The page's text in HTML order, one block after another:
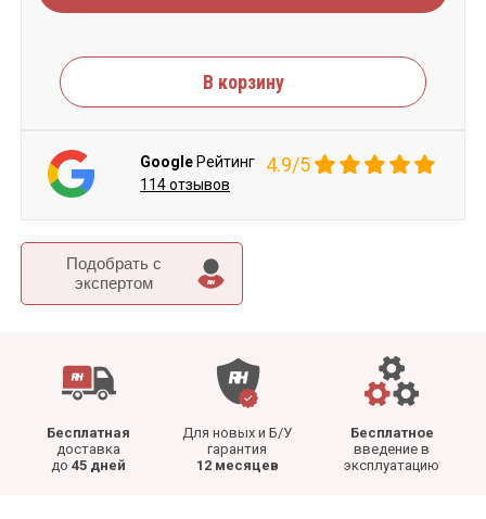
Подобрать c
экспертом
Бесплатная
доставка
до 45 дней
Для новых и Б/У
гарантия
12 месяцев
Бесплатное
введение в
эксплуатацию
В корзину
Google Рейтинг 4.9/5
114 отзывов